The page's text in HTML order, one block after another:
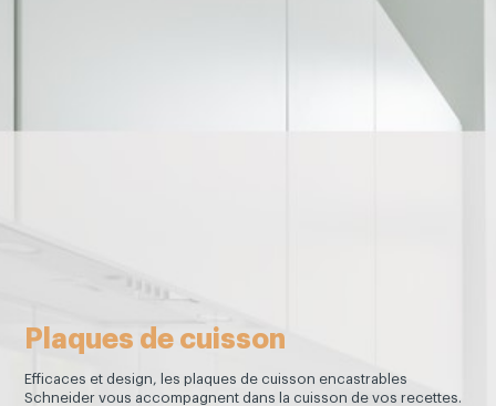
Plaques de cuisson
Efficaces et design, les plaques de cuisson encastrables
Schneider vous accompagnent dans la cuisson de vos recettes.